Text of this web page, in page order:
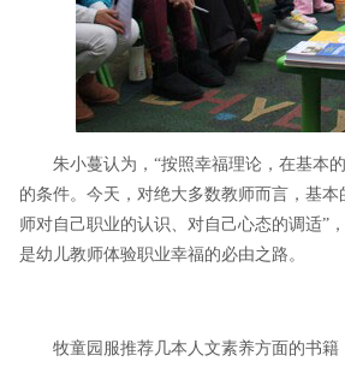
朱小蔓认为，“按照幸福理论，在基本的
的条件。今天，对绝大多数教师而言，基
师对自己职业的认识、对自己心态的调适”
是幼儿教师体验职业幸福的必由之路。
牧童园服推荐几本人文素养方面的书籍